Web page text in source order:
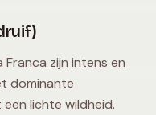
Franca zijn intens en
dominante
lichte wildheid.